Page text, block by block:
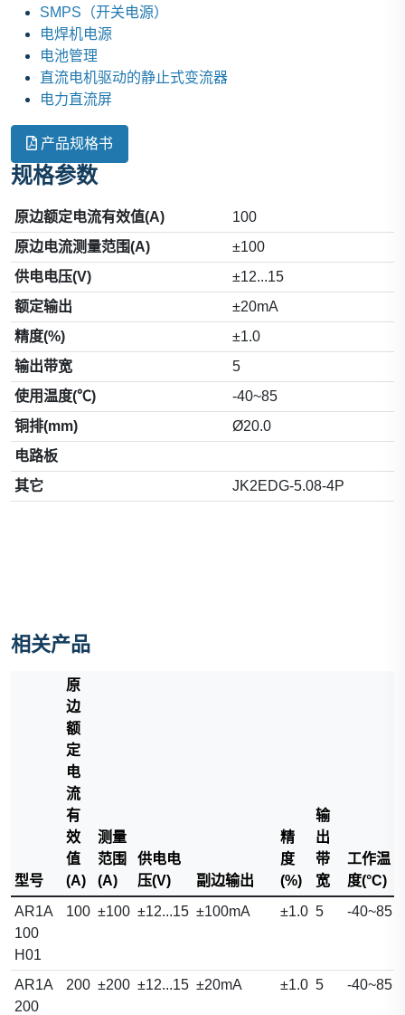
SMPS（开关电源）
电焊机电源
电池管理
直流电机驱动的静止式变流器
电力直流屏
产品规格书
规格参数
原边额定电流有效值(A)
100
原边电流测量范围(A)
±100
供电电压(V)
±12...15
额定输出
±20mA
精度(%)
±1.0
输出带宽
5
使用温度(℃)
-40~85
铜排(mm)
Ø20.0
电路板
其它
JK2EDG-5.08-4P
相关产品
型号
原
边
额
定
电
流
有
效
值
(A)
测量
范围
(A)
供电电
压(V)
副边输出
精
度
(%)
输
出
带
宽
工作温
度(°C)
AR1A
100
H01
100 ±100 ±12...15 ±100mA ±1.0 5 -40~85
AR1A
200
200 ±200 ±12...15 ±20mA ±1.0 5 -40~85